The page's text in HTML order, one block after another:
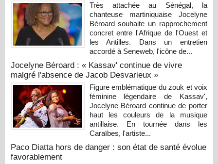
Très attachée au Sénégal, la
chanteuse martiniquaise Jocelyne
Béroard souhaite un rapprochement
concret entre l'Afrique de l'Ouest et
les Antilles. Dans un entretien
accordé à Seneweb, l'icône de...
Jocelyne Béroard : « Kassav' continue de vivre
malgré l'absence de Jacob Desvarieux »
Figure emblématique du zouk et voix
féminine légendaire de Kassav',
Jocelyne Béroard continue de porter
haut les couleurs de la musique
antillaise. En tournée dans les
Caraïbes, l'artiste...
Paco Diatta hors de danger : son état de santé évolue
favorablement